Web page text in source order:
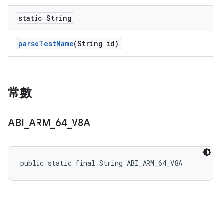
static String
parseTestName(String id)
常數
ABI ARM 64 _V8A
public static final String ABI_ARM_64_V8A